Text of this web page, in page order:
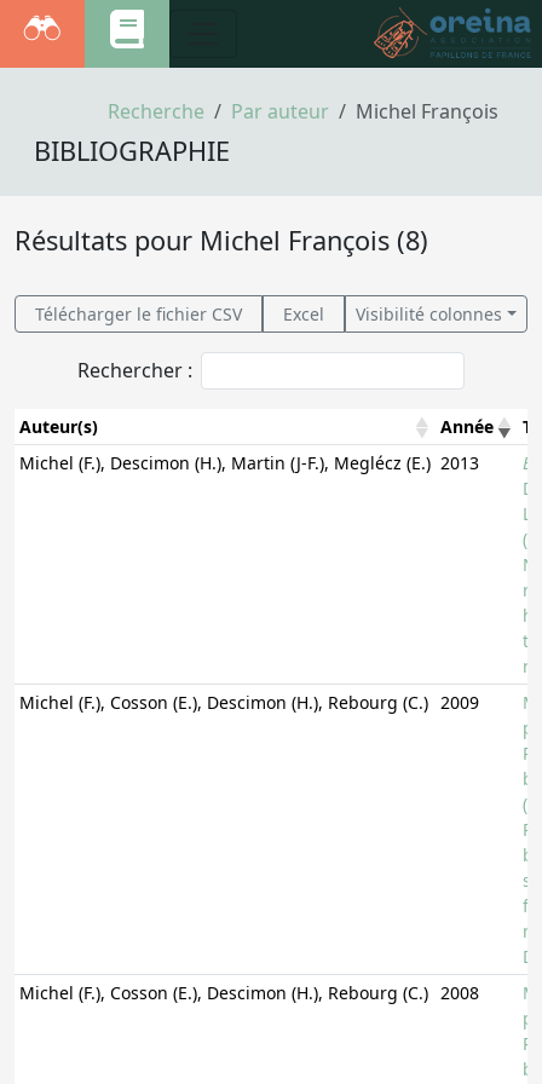
Recherche Par auteur Michel François
BIBLIOGRAPHIE
Résultats pour Michel François (8)
Télécharger le fichier CSV Excel Visibilité colonnes
Rechercher :
Auteur(s) Année
Auteur(s)
Année
Michel (F.), Descimon (H.), Martin (J-F.), Meglécz (E.) 2013
Michel (F.), Cosson (E.), Descimon (H.), Rebourg (C.) 2009
Michel (F.), Cosson (E.), Descimon (H.), Rebourg (C.) 2008